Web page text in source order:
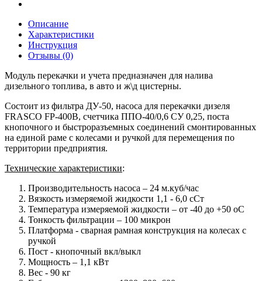
Описание
Характеристики
Инструкция
Отзывы (0)
Модуль перекачки и учета предназначен для налива
дизельного топлива, в авто и ж\д цистерны.
Состоит из фильтра ДУ-50, насоса для перекачки дизеля
FRASCO FP-400B, счетчика ППО-40/0,6 СУ 0,25, поста
кнопочного и быстроразъемных соединений смонтированных
на единой раме с колесами и ручкой для перемещения по
территории предприятия.
Технические характеристики:
Производительность насоса – 24 м.куб/час
Вязкость измеряемой жидкости 1,1 - 6,0 сСт
Температура измеряемой жидкости – от -40 до +50 оС
Тонкость фильтрации – 100 микрон
Платформа - сварная рамная конструкция на колесах с
ручкой
Пост - кнопочный вкл/выкл
Мощность – 1,1 кВт
Вес - 90 кг